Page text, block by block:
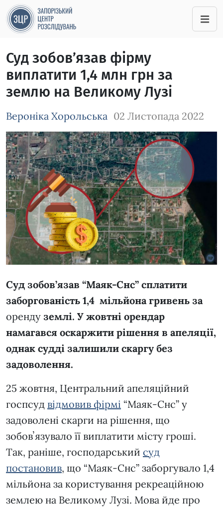
Суд зобов’язав фірму
виплатити 1,4 млн грн за
землю на Великому Лузі
Вероніка Хорольська 02 Листопада 2022
Зображення завантажується
Суд зобов’язав “Маяк-Снс” сплатити
заборгованість 1,4 мільйона гривень за
оренду землі. У жовтні орендар
намагався оскаржити рішення в апеляції,
однак судді залишили скаргу без
задоволення.
25 жовтня, Центральний апеляційний
госпсуд відмовив фірмі “Маяк-Снс” у
задоволені скарги на рішення, що
зобовʼязувало її виплатити місту гроші.
Так, раніше, господарський суд
постановив, що “Маяк-Снс” заборгувало 1,4
мільйона за користування рекреаційною
землею на Великому Лузі. Мова йде про